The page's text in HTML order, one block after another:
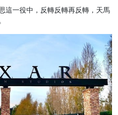
這一役中，反轉反轉再反轉，天馬